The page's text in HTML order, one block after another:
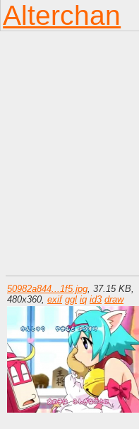
50982a844...1f5.jpg, 37.15 KB,
480x360, exif ggl iq id3 draw